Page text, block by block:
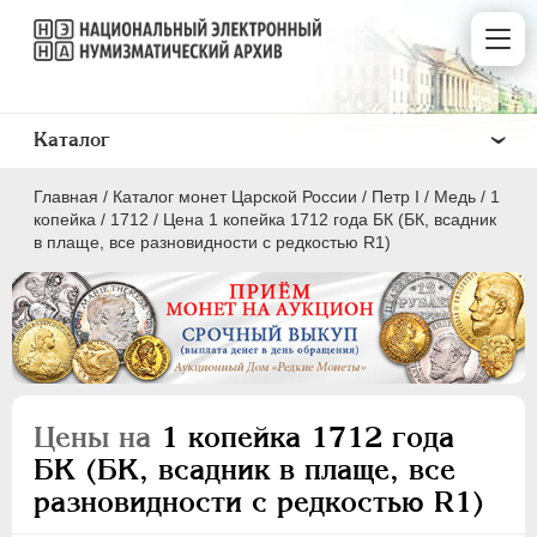
Главная / Каталог монет Царской России / Пeтр I / Медь / 1
копейка / 1712 / Цена 1 копейка 1712 года БК (БК, всадник
в плаще, все разновидности с редкостью R1)
Цены на 1 копейка 1712 года
БК (БК, всадник в плаще, все
разновидности с редкостью R1)
Каталог
ПEТР I 1699 - 1725
Серебро
Медь
5 копеек